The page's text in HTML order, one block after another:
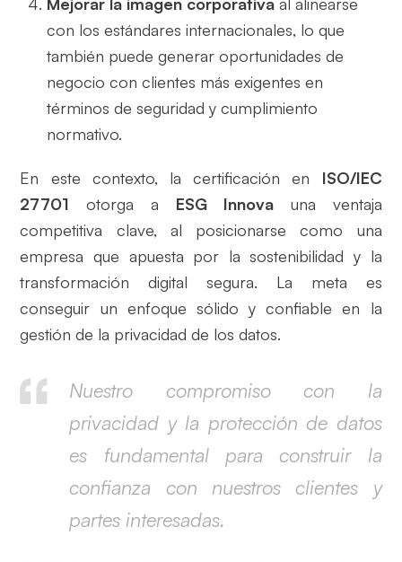
con los estándares internacionales, lo que
también puede generar oportunidades de
negocio con clientes más exigentes en
términos de seguridad y cumplimiento
normativo.
En este contexto, la certificación en ISO/IEC
27701 otorga a ESG Innova una ventaja
competitiva clave, al posicionarse como una
empresa que apuesta por la sostenibilidad y la
transformación digital segura. La meta es
conseguir un enfoque sólido y confiable en la
gestión de la privacidad de los datos.
Nuestro compromiso con la
privacidad y la protección de datos
es fundamental para construir la
confianza con nuestros clientes y
partes interesadas.